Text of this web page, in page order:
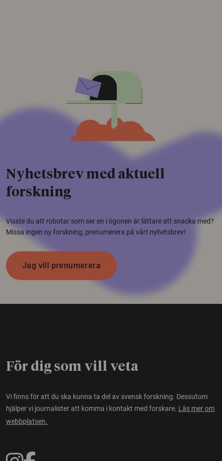
Nyhetsbrev med aktuell
forskning
Visste du att robotar som ser en i ögonen är lättare att snacka med?
Missa ingen ny forskning, prenumerera på vårt nyhetsbrev!
Jag vill prenumerera
För dig som vill veta
Vi finns för att du ska kunna ta del av svensk forskning. Dessutom
hjälper vi journalister att komma i kontakt med forskare. Läs mer om
webbplatsen.